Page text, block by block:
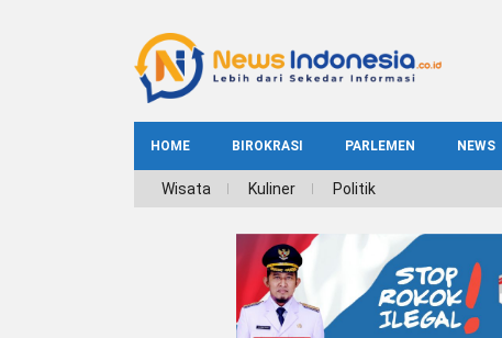
HOME BIROKRASI PARLEMEN NEWS
INDEKS BIROKRASI
Wisata Kuliner Politik